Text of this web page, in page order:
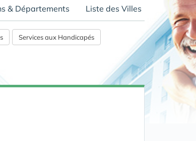
& Départements Liste des Villes
Services aux Handicapés